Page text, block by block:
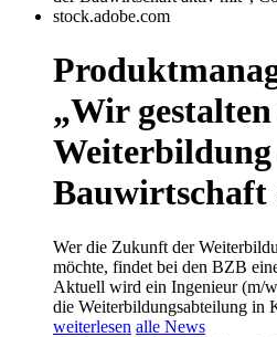
„Wir
Wer die Zukunft der
möchte, findet bei den BZB
Aktuell wird ein Ingenieur (m/
die Weiterbildungsabteilung in
weiterlesen alle News